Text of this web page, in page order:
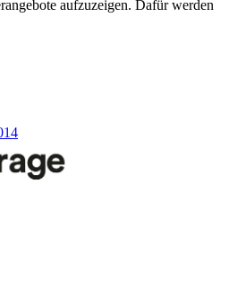
aufzuzeigen. Dafür werden